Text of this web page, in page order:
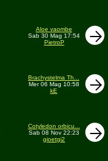
Aloe vaombe
Sab 30 Mag 17:54
PietroP
Brachystelma Th...
Mer 06 Mag 10:58
kE
Cotyledon orbicu...
Sab 08 Nov 22:23
gioetgi2